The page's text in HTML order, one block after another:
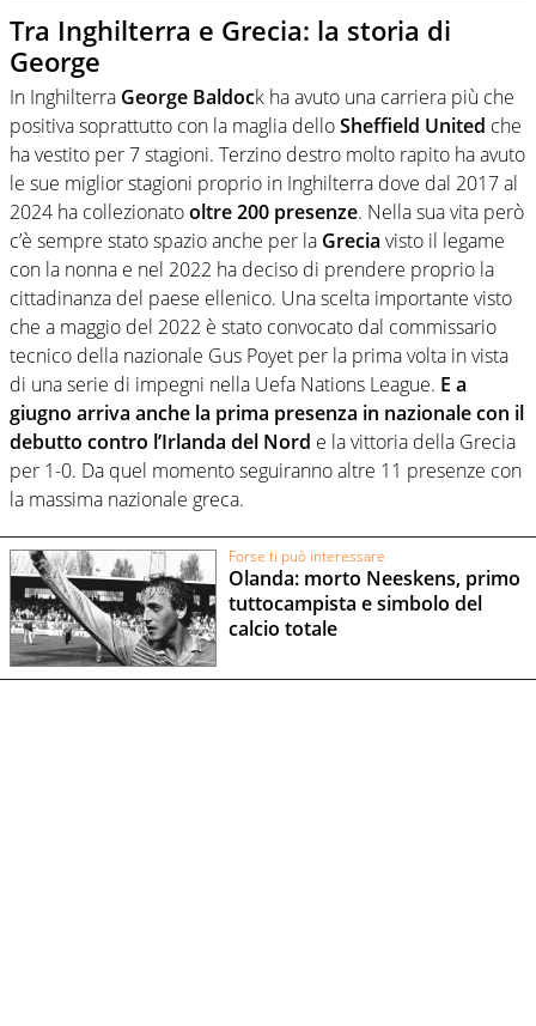
Tra Inghilterra e Grecia: la storia di
George
In Inghilterra George Baldock ha avuto una carriera più che
positiva soprattutto con la maglia delloSheffield United che
ha vestito per 7 stagioni. Terzino destro molto rapito ha avuto
le sue miglior stagioni proprio in Inghilterra dove dal 2017 al
2024 ha collezionatooltre 200 presenze. Nella sua vita però
c’è sempre stato spazio anche per la Grecia visto il legame
con la nonna e nel 2022 ha deciso di prendere proprio la
cittadinanza del paese ellenico. Una scelta importante visto
che a maggio del 2022 è stato convocato dal commissario
tecnico della nazionale Gus Poyet per la prima volta in vista
di una serie di impegni nella Uefa Nations League. E a
giugno arriva anche la prima presenza in nazionale con il
debutto contro l’Irlanda del Nord e la vittoria della Grecia
per 1-0. Da quel momento seguiranno altre 11 presenze con
la massima nazionale greca.
Forse ti può interessare
Olanda: morto Neeskens, primo
tuttocampista e simbolo del
calcio totale